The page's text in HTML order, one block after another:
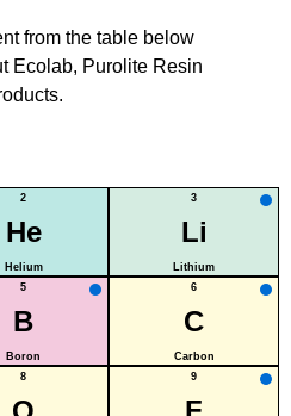
from the table below
Ecolab, Purolite Resin
2
He
Helium
3
Li
Lithium
5
B
Boron
6
C
Carbon
8 9